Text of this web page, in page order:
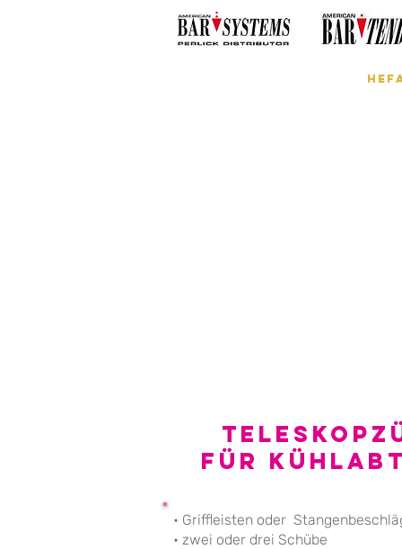
für
• Griffleisten oder
• zwei oder drei Schübe